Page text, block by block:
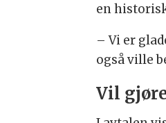
en
– Vi er
også ville
Vil